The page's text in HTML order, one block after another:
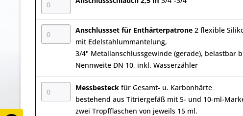
Anschlussset für Enthärterpatrone 2 flexible
mit Edelstahlummantelung,
3/4" Metallanschlussgewinde (gerade), belastbar
Nennweite DN 10, inkl. Wasserzähler
Messbesteck für Gesamt- u. Karbonhärte
bestehend aus Titriergefäß mit 5- und 10-ml-
zwei Tropfflaschen von jeweils 15 ml.